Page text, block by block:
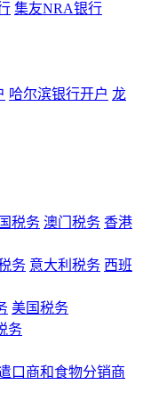
集友NRA银行
哈尔滨银行开户 龙
税务 澳门税务 香港
务 意大利税务 西班
美国税务
务
口商和食物分销商